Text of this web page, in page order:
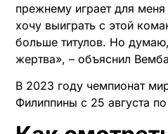
прежнему играет для
хочу выиграть с этой
больше титулов. Но
жертва», – объяснил
В 2023 году чемпионат
Филиппины с 25 августа